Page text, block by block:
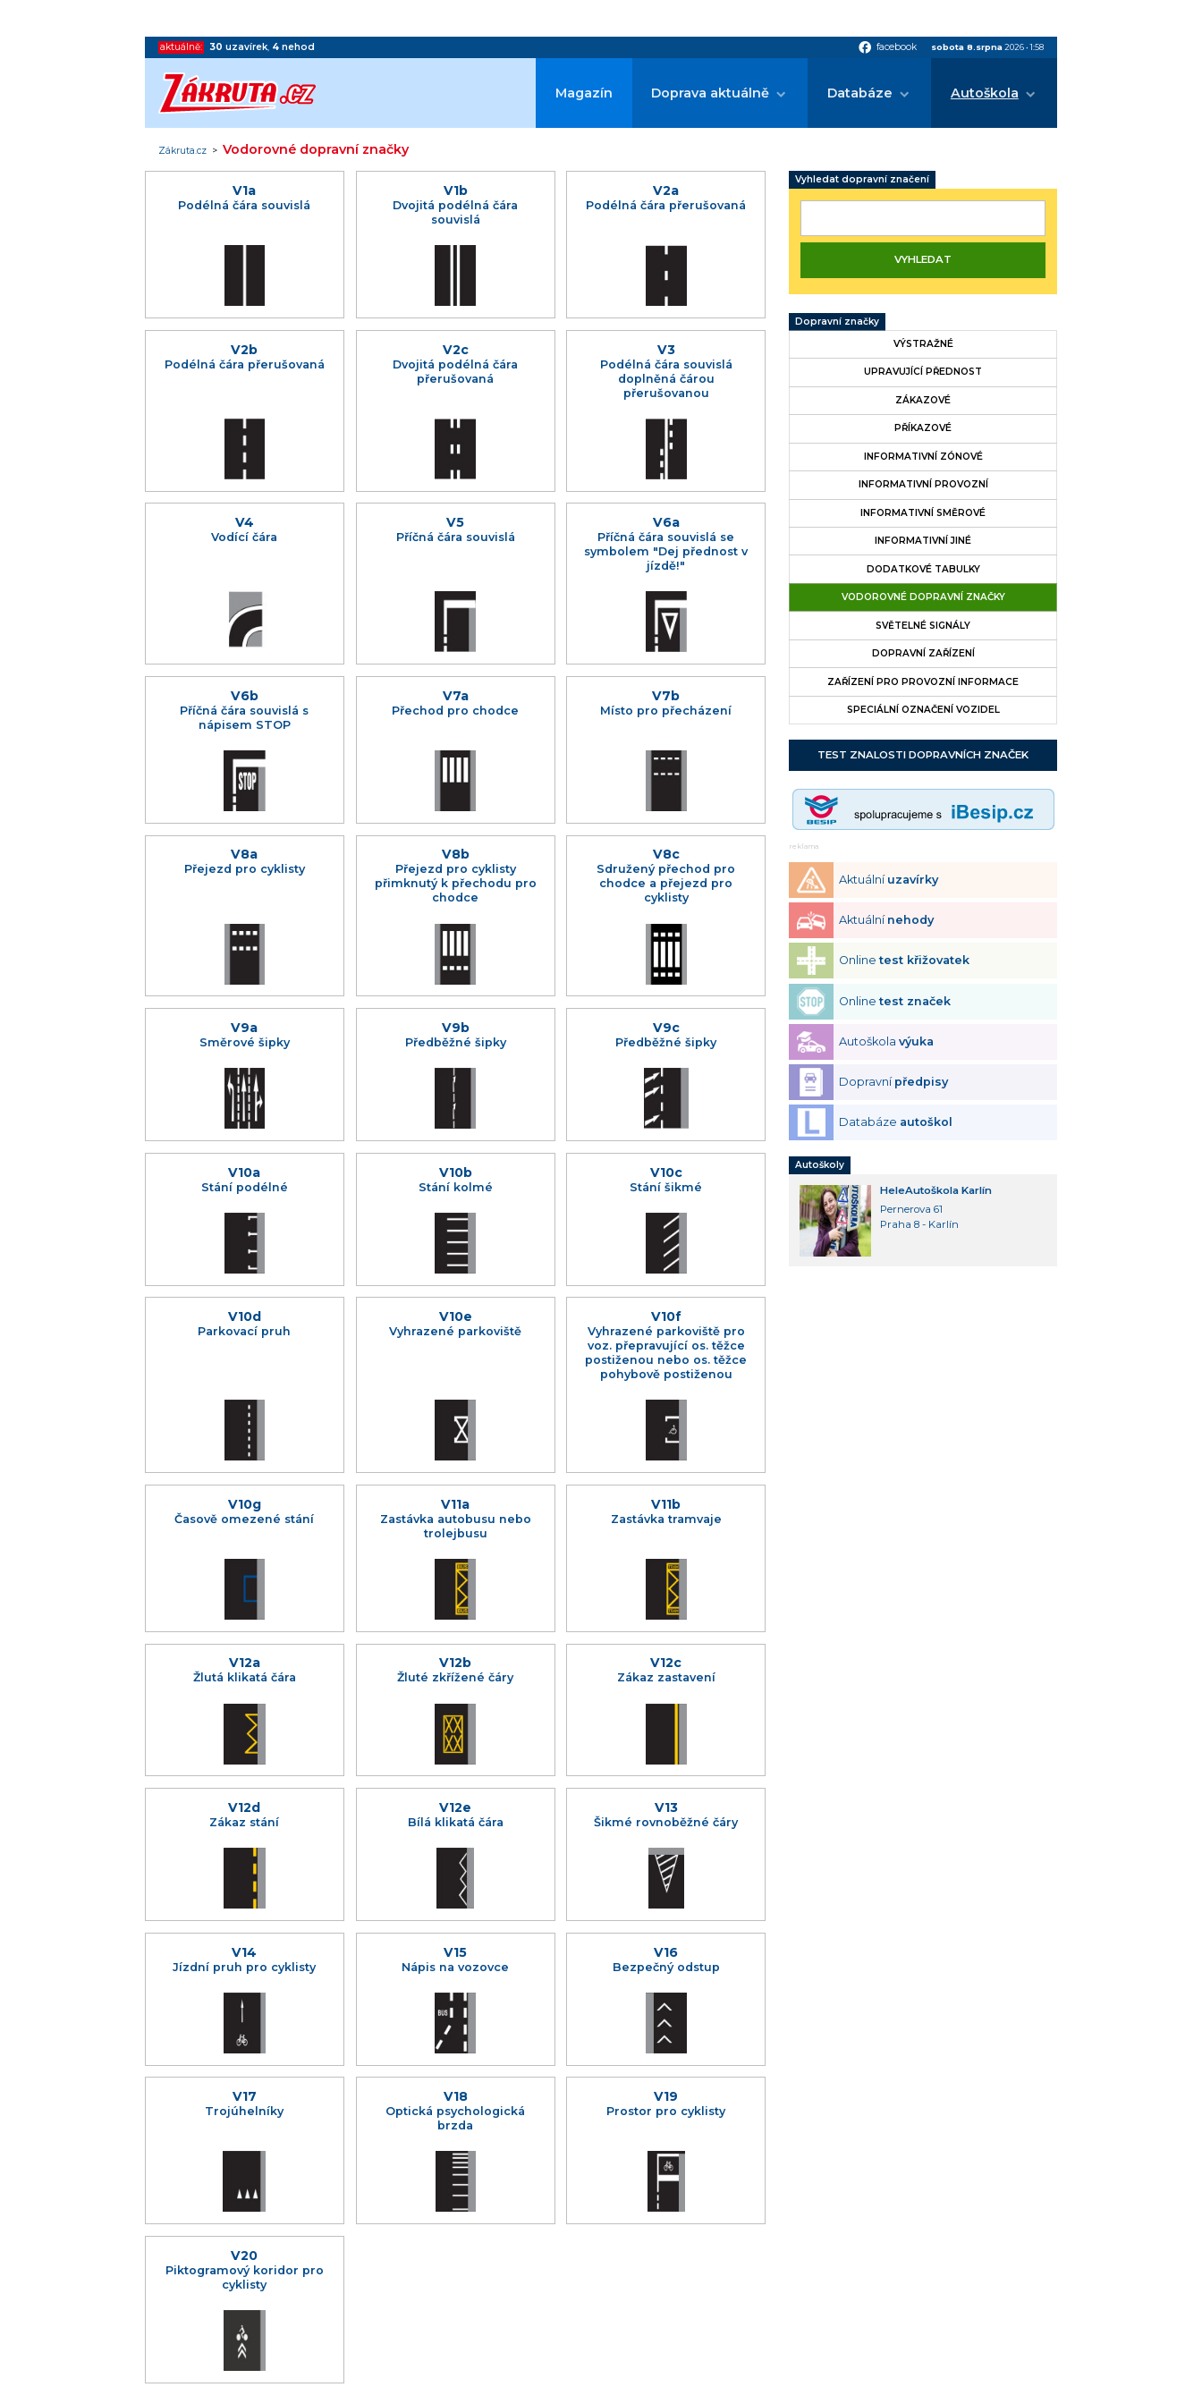
aktuálně: 30 uzavírek, 4 nehod facebook facebook sobota 8.srpna 2026•1:58
Magazín Doprava aktuálně Databáze Autoškola
Zákruta.cz >Vodorovné dopravní značky
V1a
Podélná čára souvislá
V1b
Dvojitá podélná čára
souvislá
V2a
Podélná čára přerušovaná
V2b
Podélná čára přerušovaná
V2c
Dvojitá podélná čára
přerušovaná
V3
Podélná čára souvislá
doplněná čárou
přerušovanou
V4
Vodící čára
V5
Příčná čára souvislá
V6a
Příčná čára souvislá se
symbolem "Dej přednost v
jízdě!"
V6b
Příčná čára souvislá s
nápisem STOP
V7a
Přechod pro chodce
V7b
Místo pro přecházení
V8a
Přejezd pro cyklisty
V8b
Přejezd pro cyklisty
přimknutý k přechodu pro
chodce
V8c
Sdružený přechod pro
chodce a přejezd pro
cyklisty
V9a
Směrové šipky
V9b
Předběžné šipky
V9c
Předběžné šipky
V10a
Stání podélné
V10b
Stání kolmé
V10c
Stání šikmé
V10d
Parkovací pruh
V10e
Vyhrazené parkoviště
V10f
Vyhrazené parkoviště pro
voz. přepravující os. těžce
postiženou nebo os. těžce
pohybově postiženou
V10g
Časově omezené stání
V11a
Zastávka autobusu nebo
trolejbusu
V11b
Zastávka tramvaje
V12a
Žlutá klikatá čára
V12b
Žluté zkřížené čáry
V12c
Zákaz zastavení
V12d
Zákaz stání
V12e
Bílá klikatá čára
V13
Šikmé rovnoběžné čáry
V14
Jízdní pruh pro cyklisty
V15
Nápis na vozovce
V16
Bezpečný odstup
V17
Trojúhelníky
V18
Optická psychologická
brzda
V19
Prostor pro cyklisty
V20
Piktogramový koridor pro
cyklisty
Vyhledat dopravní značení
Dopravní značky
VÝSTRAŽNÉ
UPRAVUJÍCÍ PŘEDNOST
ZÁKAZOVÉ
PŘÍKAZOVÉ
INFORMATIVNÍ ZÓNOVÉ
INFORMATIVNÍ PROVOZNÍ
INFORMATIVNÍ SMĚROVÉ
INFORMATIVNÍ JINÉ
DODATKOVÉ TABULKY
VODOROVNÉ DOPRAVNÍ ZNAČKY
SVĚTELNÉ SIGNÁLY
DOPRAVNÍ ZAŘÍZENÍ
ZAŘÍZENÍ PRO PROVOZNÍ INFORMACE
SPECIÁLNÍ OZNAČENÍ VOZIDEL
TEST ZNALOSTI DOPRAVNÍCH ZNAČEK
reklama
Aktuální uzavírky
Aktuální nehody
Onlinetest křižovatek
Onlinetest značek
Autoškolavýuka
Dopravní předpisy
Databáze autoškol
Autoškoly
HeleAutoškola Karlín
Pernerova 61
Praha 8 - Karlín